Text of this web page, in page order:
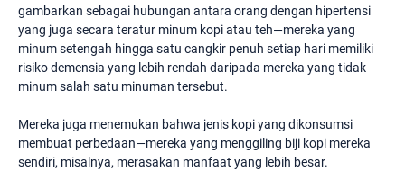
gambarkan sebagai hubungan antara orang dengan hipertensi
yang juga secara teratur minum kopi atau teh—mereka yang
minum setengah hingga satu cangkir penuh setiap hari memiliki
risiko demensia yang lebih rendah daripada mereka yang tidak
minum salah satu minuman tersebut.
Mereka juga menemukan bahwa jenis kopi yang dikonsumsi
membuat perbedaan—mereka yang menggiling biji kopi mereka
sendiri, misalnya, merasakan manfaat yang lebih besar.